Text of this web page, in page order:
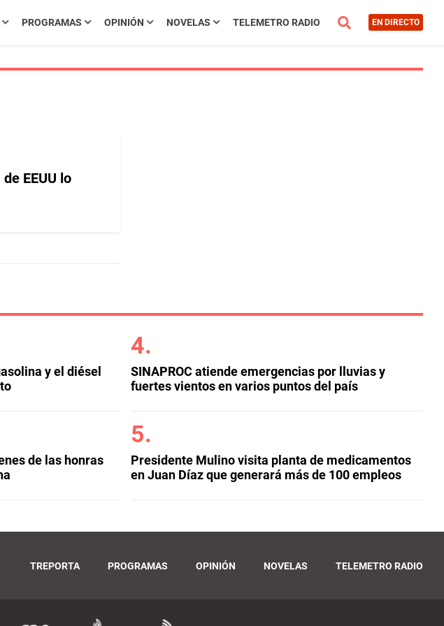
PROGRAMAS OPINIÓN NOVELAS TELEMETRO RADIO EN DIRECTO
EEUU lo
y el diésel
de las honras
SINAPROC atiende emergencias por lluvias y
fuertes vientos en varios puntos del país
Presidente Mulino visita planta de medicamentos
en Juan Díaz que generará más de 100 empleos
TREPORTA PROGRAMAS OPINIÓN NOVELAS TELEMETRO RADIO